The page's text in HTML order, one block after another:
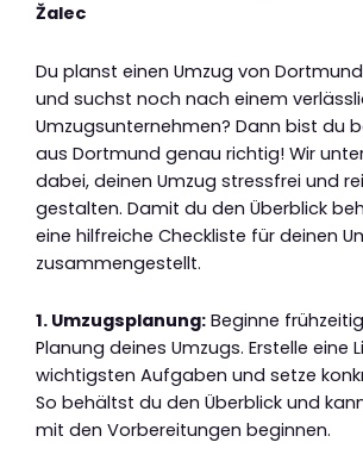
Žalec
Du planst einen Umzug von
und suchst noch nach einem
Umzugsunternehmen? Dann bist du
aus Dortmund genau richtig! Wir
dabei, deinen Umzug stressfrei und
gestalten. Damit du den Überblick
eine hilfreiche Checkliste für deinen
zusammengestellt.
1. Umzugsplanung: Beginne
Planung deines Umzugs. Erstelle eine
wichtigsten Aufgaben und setze
So behältst du den Überblick und
mit den Vorbereitungen beginnen.